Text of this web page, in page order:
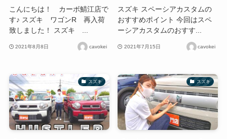
こんにちは！ カーボ鯖江店で
す♪ スズキ ワゴンR 再入荷
致しました！ スズキ ...
2021年8月8日 cavokei
スズキ スペーシアカスタムの
おすすめポイント 今回はスペ
ーシアカスタムのおすす...
2021年7月15日 cavokei
スズキ スズキ